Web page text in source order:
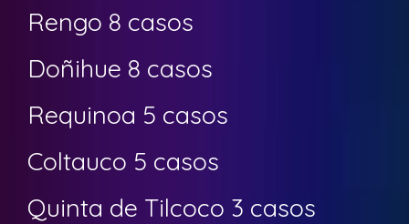
Rengo 8 casos
Doñihue 8 casos
Requinoa 5 casos
Coltauco 5 casos
Quinta de Tilcoco 3 casos